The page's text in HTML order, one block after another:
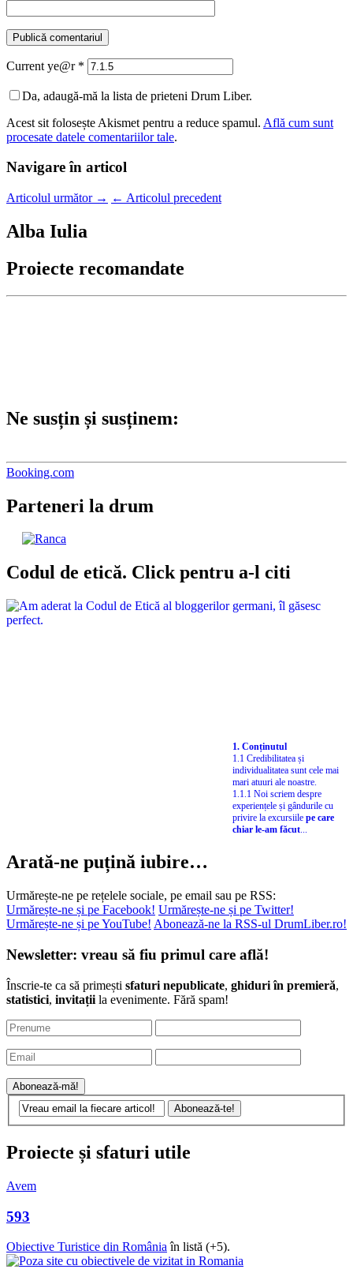
Current ye@r *
Da, adaugă-mă la lista de prieteni Drum Liber.
Acest sit folosește Akismet pentru a reduce spamul. Află cum sunt
procesate datele comentariilor tale.
Navigare în articol
Articolul următor → ← Articolul precedent
Alba Iulia
Proiecte recomandate
Parteneri la drum
Codul de etică. Click pentru a-l citi
privire la excursiile
chiar le-am făcut...
Urmărește-ne pe rețelele sociale, pe email sau pe RSS:
Urmărește-ne și pe Twitter!
Înscrie-te ca să primeștisfaturi nepublicate,ghiduri în premieră
statistici,invitațiila evenimente. Fără spam!
Proiecte și sfaturi utile
Avem
Intră pe site și propune unul!
Cum mergi pe zăpadă?